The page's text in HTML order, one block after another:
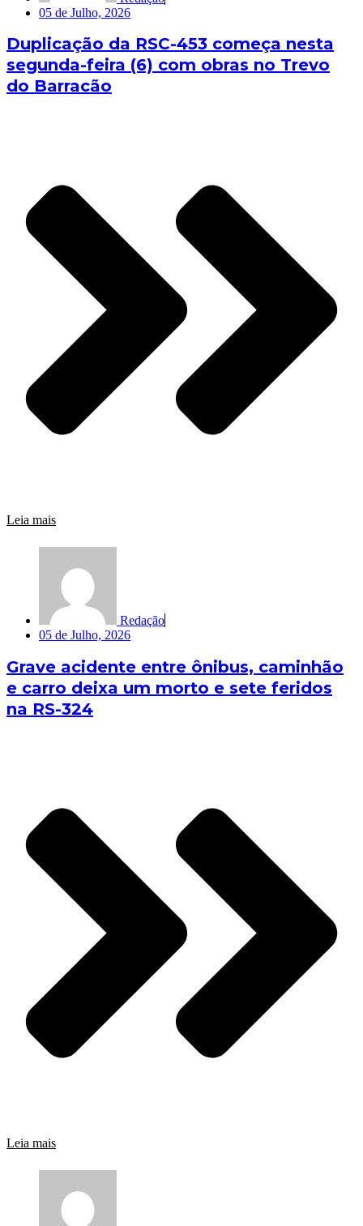
05 de Julho, 2026
Duplicação da RSC-453 começa nesta
segunda-feira (6) com obras no Trevo
do Barracão
Leia mais
Redação
05 de Julho, 2026
Grave acidente entre ônibus, caminhão
e carro deixa um morto e sete feridos
na RS-324
Leia mais